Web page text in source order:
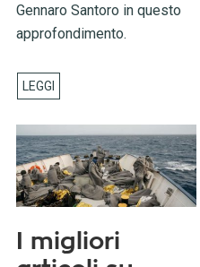
Gennaro Santoro in questo
approfondimento.
I migliori